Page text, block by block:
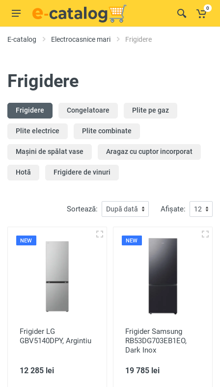
0
E-catalog Electrocasnice mari Frigidere
Frigidere
Frigidere Congelatoare Plite pe gaz
Plite electrice Plite combinate
Mașini de spălat vase Aragaz cu cuptor incorporat
Hotă Frigidere de vinuri
Sortează: Afișate:
NEW
Frigider LG
GBV5140DPY, Argintiu
12 285 lei
NEW
Frigider Samsung
RB53DG703EB1EO,
Dark Inox
19 785 lei